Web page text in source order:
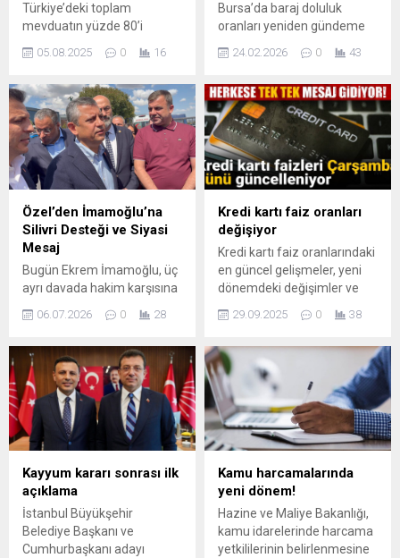
Türkiye’deki toplam
mevduatın yüzde 80’i
hesabında bulunuyor. Kalan
ortalama mevduatı ise bin
lirayı bulmuyor.
05.08.2025 0 16
Bursa’da baraj doluluk
oranları yeniden gündeme
Kanalizasyon İdaresi
paylaşılan güncel verilere
göre, son yağışların etkisiyle
rezervlerde sınırlı bir artış
kaydedildi. Kış döneminin ...
24.02.2026 0 43
Özel’den İmamoğlu’na
Silivri Desteği ve Siyasi
Mesaj
Bugün Ekrem İmamoğlu, üç
ayrı davada hakim karşısına
diploma davalarının
CHP Grup Başkanı Özgür
Özel, İmamoğlu’na destek
vermek üzere Silivri’ye
giderek basın mensuplarına
açıklamalarda bulundu.
Özel, konuşmasında yol ve
liderlik üzerine vurgular
yaparak, “Yol cümleden
uludur. Yol yolcudan bile
uludur.” ifadesini kullandı
ve...
06.07.2026 0 28
Kredi kartı faiz oranları
değişiyor
Kredi kartı faiz oranlarındaki
en güncel gelişmeler, yeni
dönemdeki değişimler ve
kararlarınızı güçlendirin.
29.09.2025 0 38
Kayyum kararı sonrası ilk
açıklama
İstanbul Büyükşehir
Belediye Başkanı ve
Cumhurbaşkanı adayı
Kamu harcamalarında
yeni dönem!
Hazine ve Maliye Bakanlığı,
kamu idarelerinde harcama
yetkililerinin belirlenmesine